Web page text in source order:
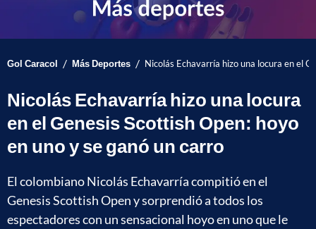
Gol Caracol / Más Deportes / Nicolás Echavarría hizo una locura en el
Nicolás Echavarría hizo una locura
en el Genesis Scottish Open: hoyo
en uno y se ganó un carro
El colombiano Nicolás Echavarría compitió en el
Genesis Scottish Open y sorprendió a todos los
espectadores con un sensacional hoyo en uno que le